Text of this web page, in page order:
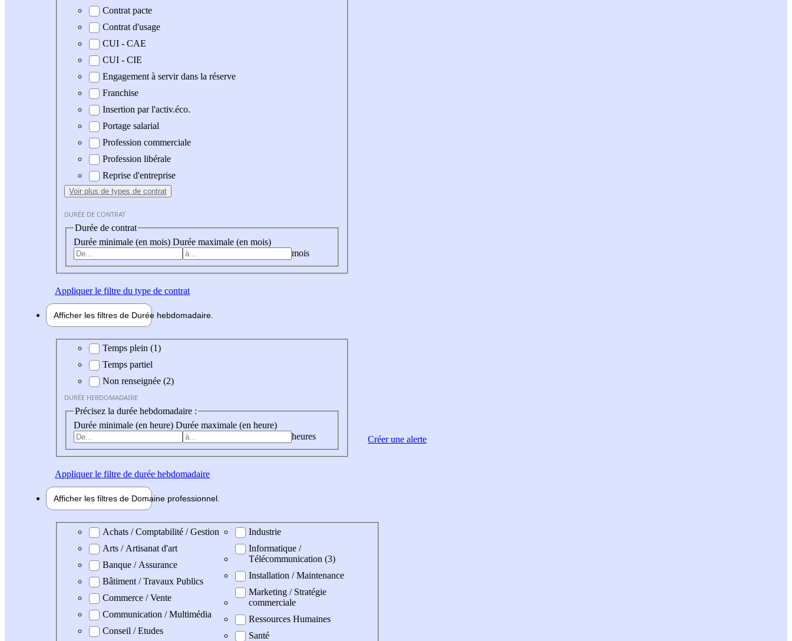
Contrat pacte
Contrat d'usage
CUI - CAE
CUI - CIE
Engagement à servir dans la réserve
Franchise
Insertion par l'activ.éco.
Portage salarial
Profession commerciale
Profession libérale
Reprise d'entreprise
Voir plus de types de contrat
DURÉE DE CONTRAT
Durée de contrat
Durée minimale (en mois) Durée maximale (en mois)
mois
Appliquerle filtre du type de contrat
Afficher les filtres de Durée hebdomadaire
Durée hebdomadaire
Temps plein (1)
Temps partiel
Non renseignée (2)
DURÉE HEBDOMADAIRE
Précisez la durée hebdomadaire :
Durée minimale (en heure) Durée maximale (en heure)
heures
Appliquerle filtre de durée hebdomadaire
Afficher les filtres de Domaine professionnel
Domaine professionel
Achats / Comptabilité / Gestion
Arts / Artisanat d'art
Banque / Assurance
Bâtiment / Travaux Publics
Commerce / Vente
Communication / Multimédia
Conseil / Etudes
Industrie
Informatique /
Télécommunication (3)
Installation / Maintenance
Marketing / Stratégie
commerciale
Ressources Humaines
Santé
Créer une alerte